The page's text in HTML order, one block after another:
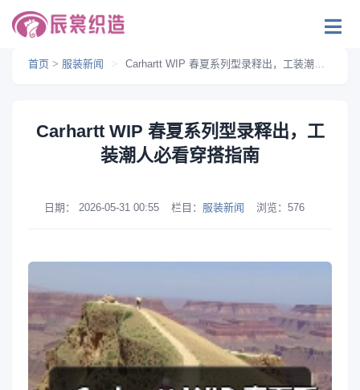
首页 > 服装新闻 > Carhartt WIP 春夏系列型录释出，工装潮人必看穿搭指南
Carhartt WIP 春夏系列型录释出，工
装潮人必看穿搭指南
日期： 2026-05-31 00:55 栏目： 服装新闻 浏览： 576